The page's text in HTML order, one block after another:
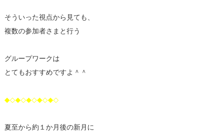
そういった視点から見ても、
複数の参加者さまと行う
グループワークは
とてもおすすめですよ＾＾
◆◇◆◇◆◇◆◇◆◇
夏至から約１か月後の新月に